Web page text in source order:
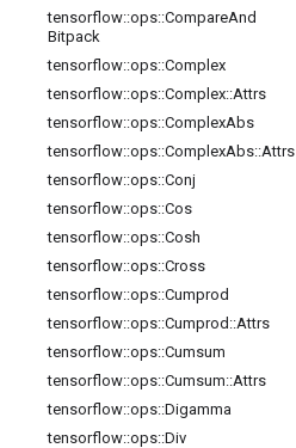
tensorflow::ops::CompareAnd
Bitpack
tensorflow::ops::Complex
tensorflow::ops::Complex::Attrs
tensorflow::ops::ComplexAbs
tensorflow::ops::ComplexAbs::Attrs
tensorflow::ops::Conj
tensorflow::ops::Cos
tensorflow::ops::Cosh
tensorflow::ops::Cross
tensorflow::ops::Cumprod
tensorflow::ops::Cumprod ::Attrs
tensorflow::ops::Cumsum
tensorflow::ops::Cumsum::Attrs
tensorflow::ops::Digamma
tensorflow::ops::Div